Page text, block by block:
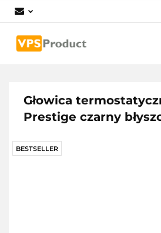
Głowica
Prestige czarny
BESTSELLER